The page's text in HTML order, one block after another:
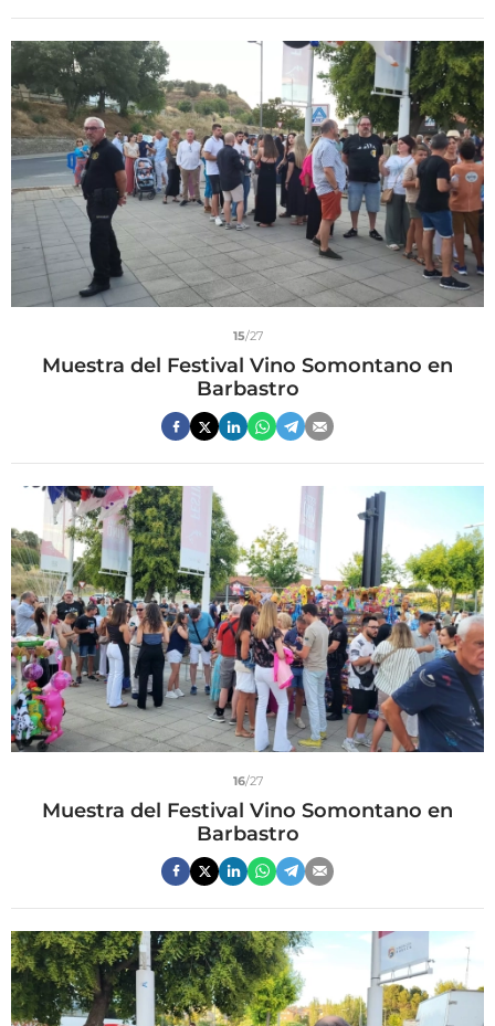
15/27
Muestra del Festival Vino Somontano en
Barbastro
16/27
Muestra del Festival Vino Somontano en
Barbastro